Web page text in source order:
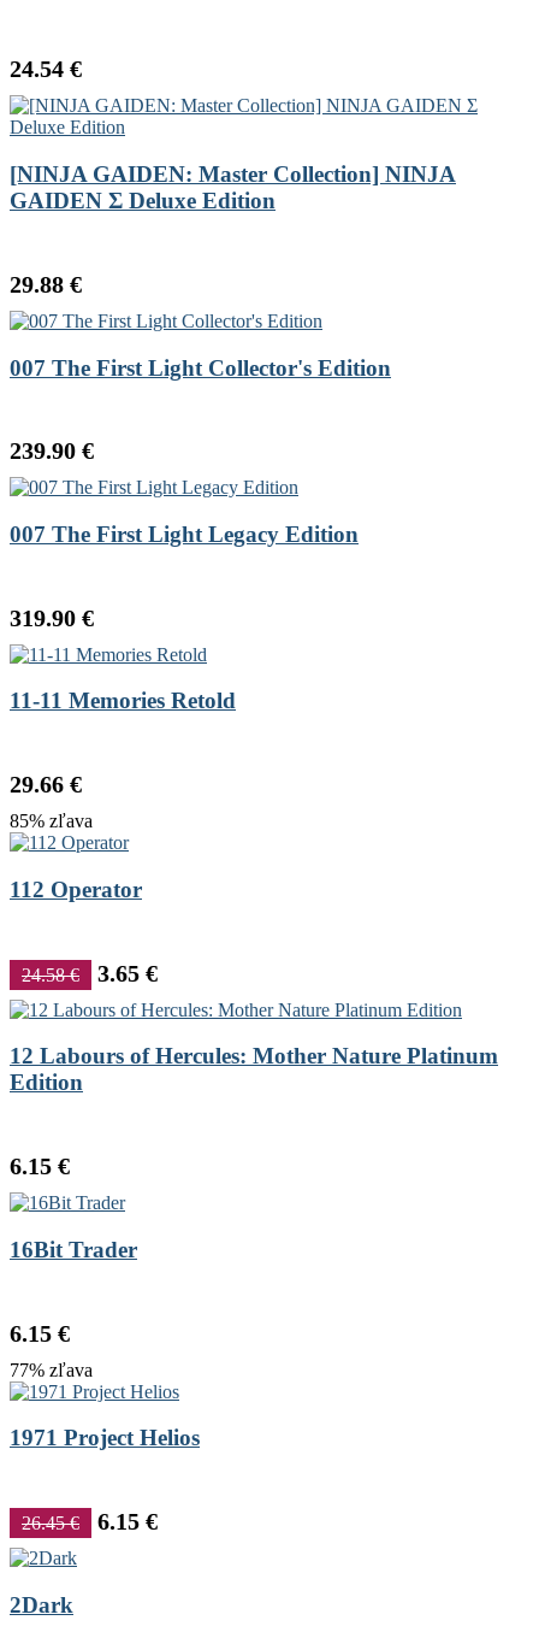
24.54 €
[NINJA GAIDEN: Master Collection] NINJA
GAIDEN Σ Deluxe Edition
29.88 €
007 The First Light Collector's Edition
239.90 €
007 The First Light Legacy Edition
319.90 €
11-11 Memories Retold
29.66 €
85% zľava
112 Operator
24.58 € 3.65 €
12 Labours of Hercules: Mother Nature Platinum
Edition
6.15 €
16Bit Trader
6.15 €
77% zľava
1971 Project Helios
26.45 € 6.15 €
2Dark